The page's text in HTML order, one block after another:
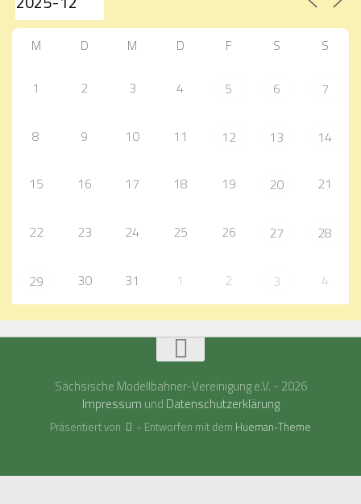
M D M D F S S
1 2 3 4 5 6 7
8 9 10 11 12 13 14
15 16 17 18 19 20 21
22 23 24 25 26 27 28
29 30 31 1 2 3 4
Sächsische Modellbahner-Vereinigung e.V. - 2026
Impressum und Datenschutzerklärung
Präsentiert von - Entworfen mit dem Hueman-Theme